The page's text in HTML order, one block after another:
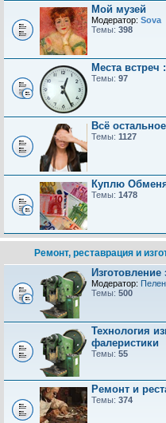
Мой музей
Модератор: Sova
Темы: 398
Места встреч
Темы: 97
Всё
Темы: 1127
Куплю
Темы: 1478
Ремонт, реставрация и
Изготовление
Модератор:
Темы: 500
Технология
фалеристики
Темы: 55
Ремонт и
Темы: 374